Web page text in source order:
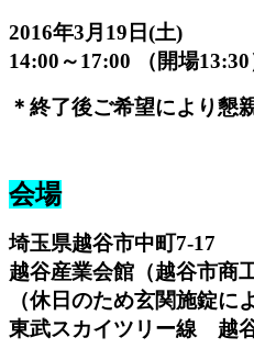
2016年3月19日(土)
14:00～17:00 （開場13:30
＊終了後ご希望により懇
会場
埼玉県越谷市中町7-17
越谷産業会館（越谷市
（休日のため玄関施錠に
東武スカイツリー線 越